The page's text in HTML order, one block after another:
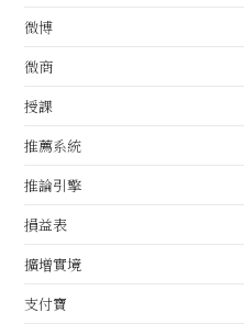
微博
微商
授課
推薦系統
推論引擎
損益表
擴增實境
支付寶